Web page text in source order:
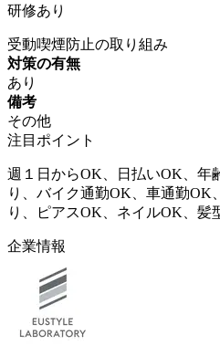
研修あり
受動喫煙防止の取り組み
対策の有無
あり
備考
その他
注目ポイント
週１日からOK、日払いOK、年
り、バイク通勤OK、車通勤OK
り、ピアスOK、ネイルOK、髪
企業情報